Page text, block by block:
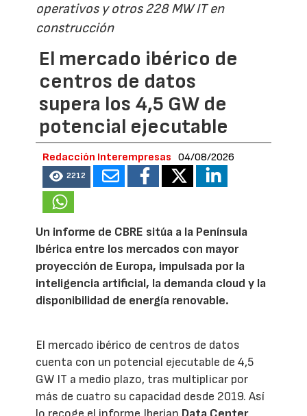
operativos y otros 228 MW IT en
construcción
El mercado ibérico de
centros de datos
supera los 4,5 GW de
potencial ejecutable
Redacción Interempresas 04/08/2026
2212
Un informe de CBRE sitúa a la Península
Ibérica entre los mercados con mayor
proyección de Europa, impulsada por la
inteligencia artificial, la demanda cloud y la
disponibilidad de energía renovable.
El mercado ibérico de centros de datos
cuenta con un potencial ejecutable de 4,5
GW IT a medio plazo, tras multiplicar por
más de cuatro su capacidad desde 2019. Así